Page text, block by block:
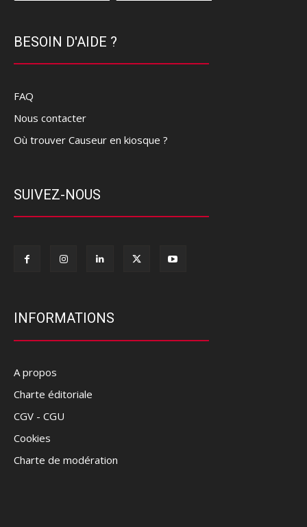
BESOIN D'AIDE ?
FAQ
Nous contacter
Où trouver Causeur en kiosque ?
SUIVEZ-NOUS
INFORMATIONS
A propos
Charte éditoriale
CGV - CGU
Cookies
Charte de modération